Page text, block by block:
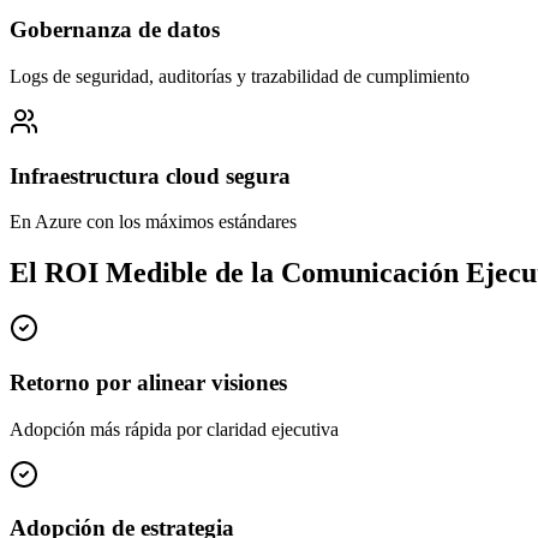
Gobernanza de datos
Logs de seguridad, auditorías y trazabilidad de cumplimiento
Infraestructura cloud segura
En Azure con los máximos estándares
El ROI Medible de la Comunicación
Retorno por alinear visiones
Adopción más rápida por claridad ejecutiva
Adopción de estrategia